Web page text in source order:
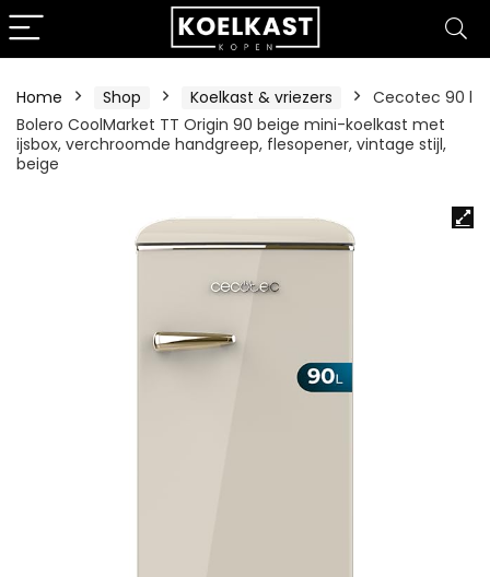
Home Shop Koelkast & vriezers
Cecotec 90 l
Bolero CoolMarket TT Origin 90 beige mini-koelkast met
ijsbox, verchroomde handgreep, flesopener, vintage stijl,
beige